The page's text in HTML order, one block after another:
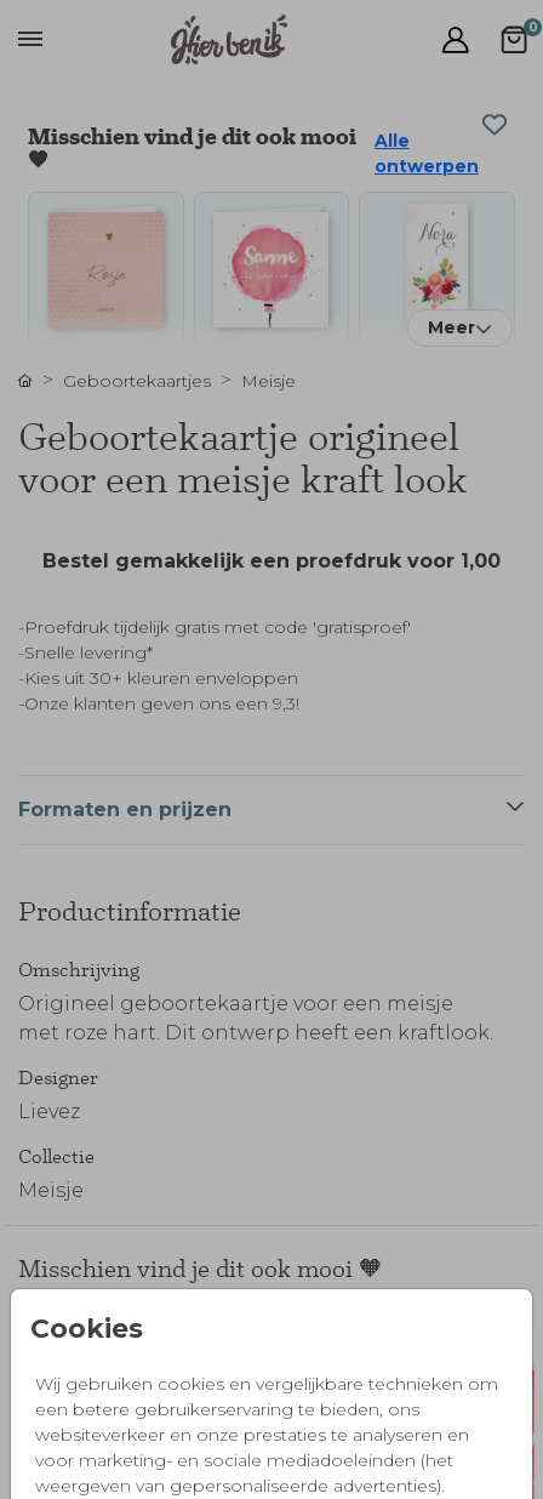
0
Cookies
Wij gebruiken cookies en vergelijkbare technieken om
een betere gebruikerservaring te bieden, ons
websiteverkeer en onze prestaties te analyseren en
voor marketing- en sociale mediadoeleinden (het
weergeven van gepersonaliseerde advertenties).
Misschien vind je dit ook mooi
🧡
Alle
ontwerpen
Meer
Geboortekaartjes Meisje
Geboortekaartje origineel
voor een meisje kraft look
Bestel gemakkelijk een proefdruk voor 1,00
-Proefdruk tijdelijk gratis met code 'gratisproef'
-Snelle levering*
-Kies uit 30+ kleuren enveloppen
-Onze klanten geven ons een 9,3!
Formaten en prijzen
Productinformatie
Omschrijving
Origineel geboortekaartje voor een meisje
met roze hart. Dit ontwerp heeft een kraftlook.
Designer
Lievez
Collectie
Meisje
Misschien vind je dit ook mooi 🧡